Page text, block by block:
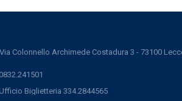
Via Colonnello Archimede Costadura 3 - 73100
0832.241501
Ufficio Biglietteria 334.2844565